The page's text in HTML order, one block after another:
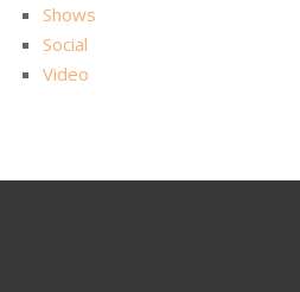
Shows
Social
Video